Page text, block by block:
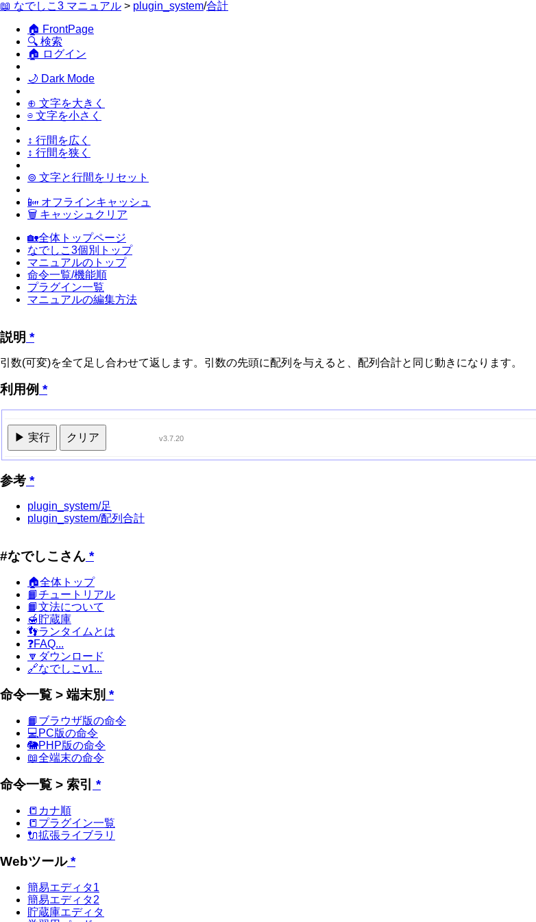
📖 なでしこ3 マニュアル > plugin_system/合計
🏠 FrontPage
🔍 検索
🏠 ログイン
🌙 Dark Mode
⊕ 文字を大きく
⊖ 文字を小さく
↕ 行間を広く
↕ 行間を狭く
⊚ 文字と行間をリセット
📴 オフラインキャッシュ
🗑 キャッシュクリア
🏡全体トップページ
なでしこ3個別トップ
マニュアルのトップ
命令一覧/機能順
プラグイン一覧
マニュアルの編集方法
説明 *
引数(可変)を全て足し合わせて返します。引数の先頭に配列を与えると、配列合計と同じ動きになります。
利用例 *
▶ 実行 クリア v3.7.20
参考 *
plugin_system/足
plugin_system/配列合計
#なでしこさん *
🏠全体トップ
📙チュートリアル
📙文法について
🍯貯蔵庫
👣ランタイムとは
❓FAQ...
🔽ダウンロード
🔗なでしこv1...
命令一覧 > 端末別 *
📙ブラウザ版の命令
💻PC版の命令
🐘PHP版の命令
📖全端末の命令
命令一覧 > 索引 *
📒カナ順
📒プラグイン一覧
🔌拡張ライブラリ
Webツール*
簡易エディタ1
簡易エディタ2
貯蔵庫エディタ